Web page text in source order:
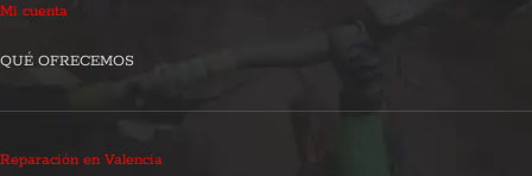
Mi cuenta
QUÉ OFRECEMOS
Reparación en Valencia